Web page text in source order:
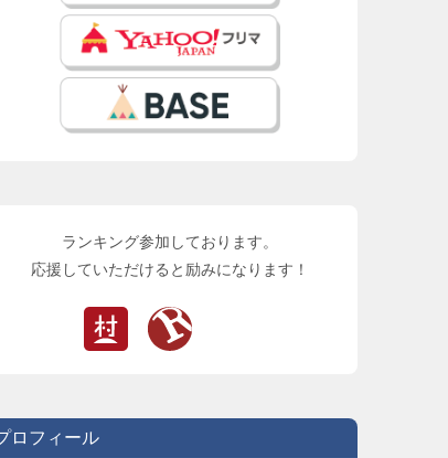
ランキング参加しております。
応援していただけると励みになります！
ロフィール